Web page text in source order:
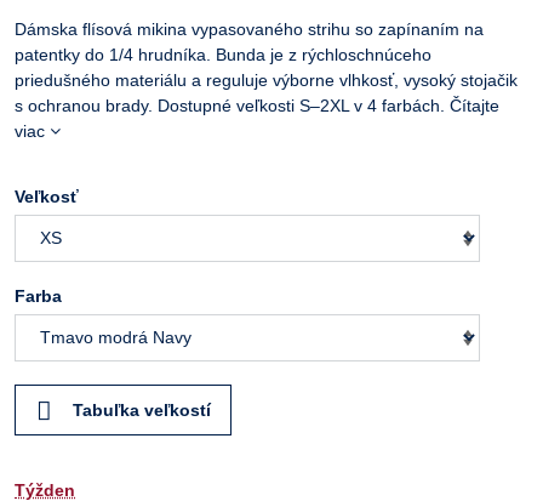
Dámska flísová mikina vypasovaného strihu so zapínaním na
patentky do 1/4 hrudníka. Bunda je z rýchloschnúceho
priedušného materiálu a reguluje výborne vlhkosť, vysoký stojačik
s ochranou brady. Dostupné veľkosti S–2XL v 4 farbách. Čítajte
viac
Veľkosť
Farba
Tabuľka veľkostí
Týžden